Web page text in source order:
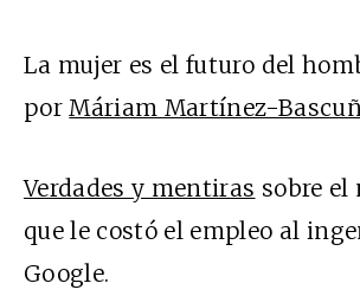
La mujer es el futuro del
porMáriam Martínez-
Verdades y mentiras sobre
que le costó el empleo al
Google.